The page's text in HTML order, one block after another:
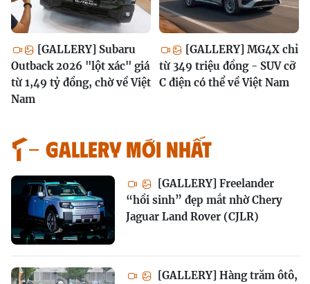
[GALLERY] Subaru
Outback 2026 "lột xác" giá
từ 1,49 tỷ đồng, chờ về Việt
Nam
[GALLERY] MG4X chỉ
từ 349 triệu đồng - SUV cỡ
C điện có thể về Việt Nam
GALLERY MỚI NHẤT
[GALLERY] Freelander
“hồi sinh” đẹp mắt nhờ Chery
Jaguar Land Rover (CJLR)
[GALLERY] Hàng trăm ôtô,